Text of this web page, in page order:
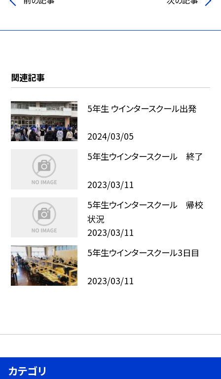
関連記事
5年生 ウインタースクール出発
2024/03/05
5年生ウインタースクール 終了
2023/03/11
5年生ウインタースクール 帰校
状況
2023/03/11
5年生ウインタースクール3日目
2023/03/11
カテゴリ